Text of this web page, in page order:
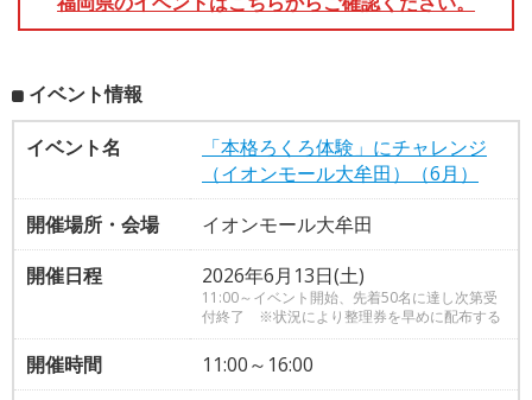
イベント情報
イベント名
「本格ろくろ体験」にチャレンジ
（イオンモール大牟田）（6月）
開催場所・会場
イオンモール大牟田
開催日程
2026年6月13日(土)
11:00～イベント開始、先着50名に達し次第受
付終了 ※状況により整理券を早めに配布する
開催時間
11:00～16:00